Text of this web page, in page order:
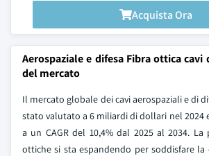
Acquista Ora
Aerospaziale e difesa Fibra ottica cavi
del mercato
Il mercato globale dei cavi aerospaziali e di
stato valutato a 6 miliardi di dollari nel 2024
a un CAGR del 10,4% dal 2025 al 2034.
ottiche si sta espandendo per soddisfare la